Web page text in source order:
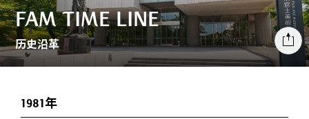
FAM TIME LINE
历史沿革
1981年